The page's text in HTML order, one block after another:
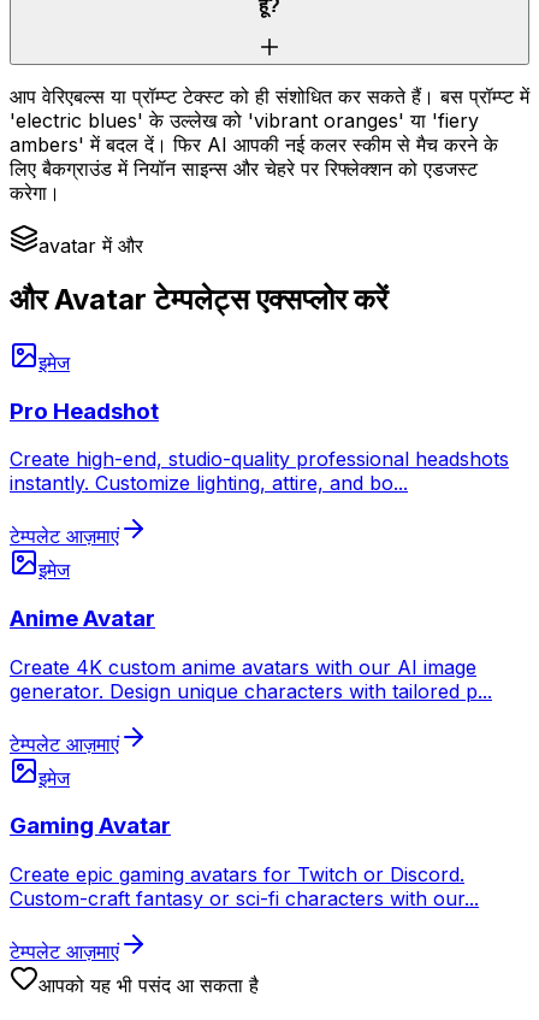
हूँ?
आप वेरिएबल्स या प्रॉम्प्ट टेक्स्ट को ही संशोधित कर सकते हैं। बस प्रॉम्प्ट में
'electric blues' के उल्लेख को 'vibrant oranges' या 'fiery
ambers' में बदल दें। फिर AI आपकी नई कलर स्कीम से मैच करने के
लिए बैकग्राउंड में नियॉन साइन्स और चेहरे पर रिफ्लेक्शन को एडजस्ट
करेगा।
avatar में और
और Avatar टेम्पलेट्स एक्सप्लोर करें
इमेज
Pro Headshot
Create high-end, studio-quality professional headshots
instantly. Customize lighting, attire, and bo...
टेम्पलेट आज़माएं
इमेज
Anime Avatar
Create 4K custom anime avatars with our AI image
generator. Design unique characters with tailored p...
टेम्पलेट आज़माएं
इमेज
Gaming Avatar
Create epic gaming avatars for Twitch or Discord.
Custom-craft fantasy or sci-fi characters with our...
टेम्पलेट आज़माएं
आपको यह भी पसंद आ सकता है